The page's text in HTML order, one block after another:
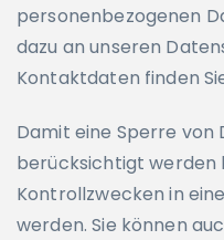
personenbezogenen
dazu an unseren
Kontaktdaten finden
Damit eine Sperre von
berücksichtigt werden
Kontrollzwecken in
werden. Sie können